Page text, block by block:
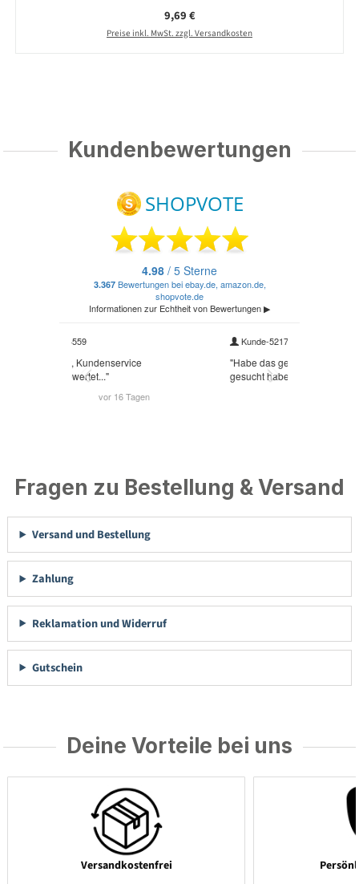
Regulärer Preis:
9,69 €
Preise inkl. MwSt. zzgl. Versandkosten
Kundenbewertungen
Fragen zu Bestellung & Versand
Versand und Bestellung
Zahlung
Reklamation und Widerruf
Gutschein
Deine Vorteile bei uns
Versandkostenfrei